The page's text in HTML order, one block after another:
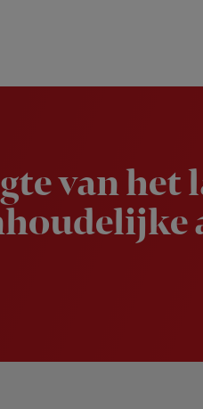
van het